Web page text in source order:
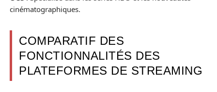
cinématographiques.
COMPARATIF DES
FONCTIONNALITÉS DES
PLATEFORMES DE STREAMING